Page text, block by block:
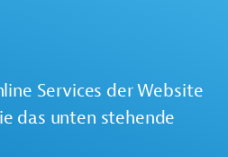
Services der Website
das unten stehende